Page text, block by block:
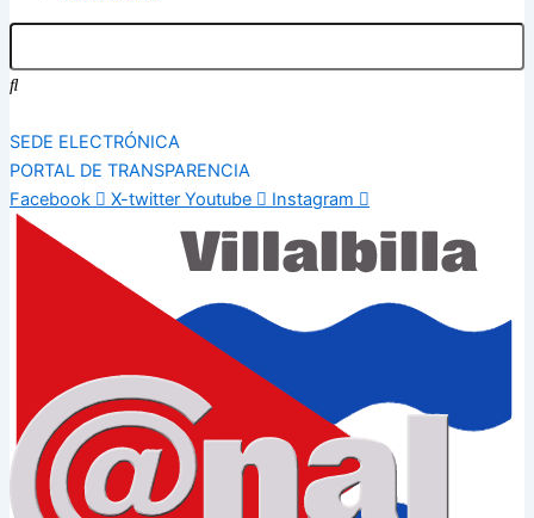
SEDE ELECTRÓNICA
PORTAL DE TRANSPARENCIA
Facebook
X-twitter Youtube Instagram